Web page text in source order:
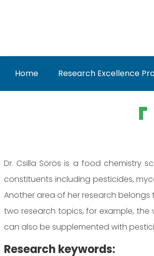
Home Research Excellence
Marczika
Dr. Csilla Sörös is a food chemistry
constituents including pesticides,
Another area of her research
two research topics, for example,
can also be supplemented with
Research keywords: